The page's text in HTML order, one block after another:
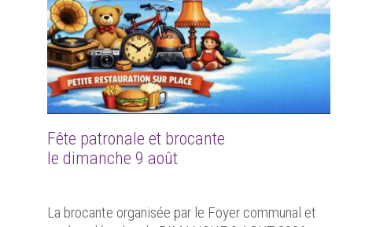
Fête patronale et brocante
le dimanche 9 août
La brocante organisée par le Foyer communal et